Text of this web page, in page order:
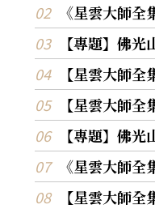
《星雲大師
【專題】佛
【星雲大師
【星雲大師
【專題】佛
《星雲大師
【星雲大師